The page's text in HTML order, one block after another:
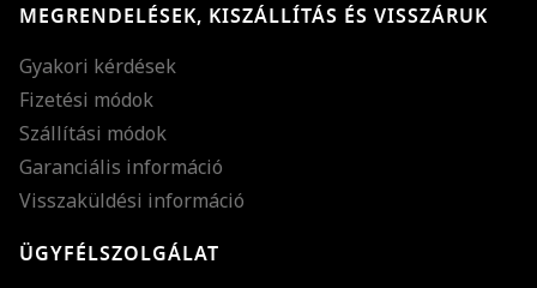
MEGRENDELÉSEK, KISZÁLLÍTÁS ÉS VISSZÁRUK
Gyakori kérdések
Fizetési módok
Szállítási módok
Garanciális információ
Visszaküldési információ
ÜGYFÉLSZOLGÁLAT